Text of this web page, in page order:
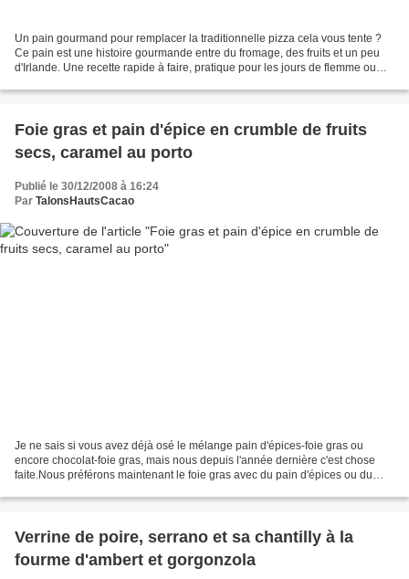
Un pain gourmand pour remplacer la traditionnelle pizza cela vous tente ?
Ce pain est une histoire gourmande entre du fromage, des fruits et un peu
d'Irlande. Une recette rapide à faire, pratique pour les jours de flemme ou
Foie gras et pain d'épice en crumble de fruits
secs, caramel au porto
Publié le 30/12/2008 à 16:24
Par TalonsHautsCacao
Je ne sais si vous avez déjà osé le mélange pain d'épices-foie gras ou
encore chocolat-foie gras, mais nous depuis l'année dernière c'est chose
faite.Nous préférons maintenant le foie gras avec du pain d'épices ou du
Verrine de poire, serrano et sa chantilly à la
fourme d'ambert et gorgonzola